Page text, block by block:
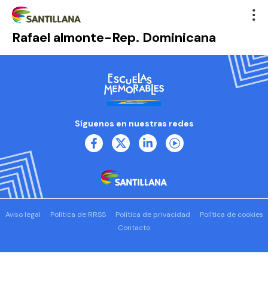
Rafael almonte-Rep. Dominicana
Síguenos en nuestras redes
Aviso legal Política de RRSS Política de privacidad
Política de cookies
Contacto